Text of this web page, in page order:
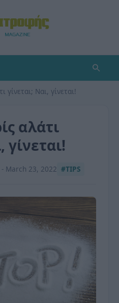
γίνεται; Ναι, γίνεται!
αλάτι
γίνεται!
- March 23, 2022 #TIPS